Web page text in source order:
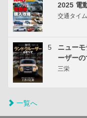
2025 電
交通タイ
5
ニュー
ーザー
三栄
一覧へ